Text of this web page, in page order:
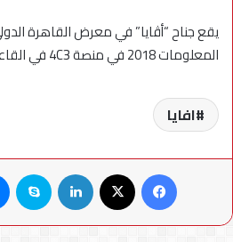
يقع جناح “أڤايا” في معرض القاهرة
المعلومات 2018 في منصة 4C3 في القاعات 3 و4.
افايا
فيسبوك لينكدإن